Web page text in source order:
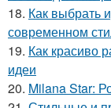
18. Как выбрать
современном
19. Как красиво
идеи
20. Milana Star: